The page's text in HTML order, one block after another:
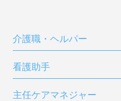
介護職・ヘルパー
看護助手
主任ケアマネジャー